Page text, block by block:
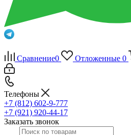
Сравнение0 Отложенные 0
Телефоны
+7 (812) 602-9-777
+7 (921) 920-44-17
Заказать звонок